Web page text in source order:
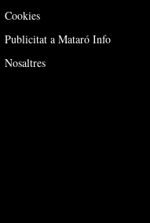
Cookies
Publicitat a Mataró Info
Nosaltres